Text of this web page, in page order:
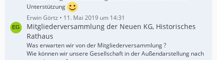
Unterstützung
Erwin Görtz
11. Mai 2019 um 14:31
Mitgliederversammlung der Neuen KG, Historisches
Rathaus
Was erwarten wir von der Mitgliederversammlung ?
Wie können wir unsere Gesellschaft in der Außendarstellung nach